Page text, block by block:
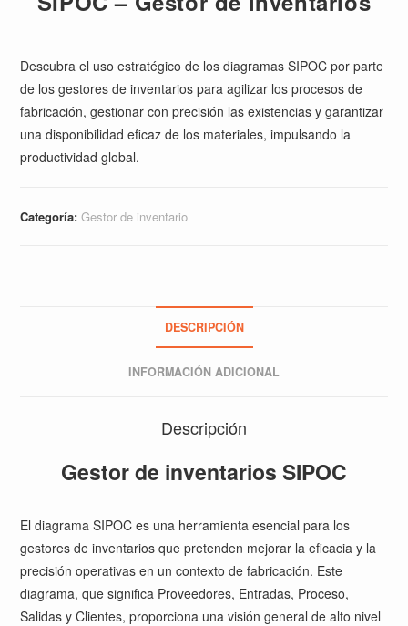
Descubra el uso estratégico de los diagramas SIPOC por parte
de los gestores de inventarios para agilizar los procesos de
fabricación, gestionar con precisión las existencias y garantizar
una disponibilidad eficaz de los materiales, impulsando la
productividad global.
Categoría:Gestor de inventario
DESCRIPCIÓN
INFORMACIÓN ADICIONAL
Descripción
Gestor de inventarios SIPOC
El diagrama SIPOC es una herramienta esencial para los
gestores de inventarios que pretenden mejorar la eficacia y la
precisión operativas en un contexto de fabricación. Este
diagrama, que significa Proveedores, Entradas, Proceso,
Salidas y Clientes, proporciona una visión general de alto nivel